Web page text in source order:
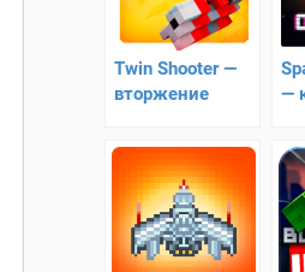
Twin Shooter —
вторжение
—